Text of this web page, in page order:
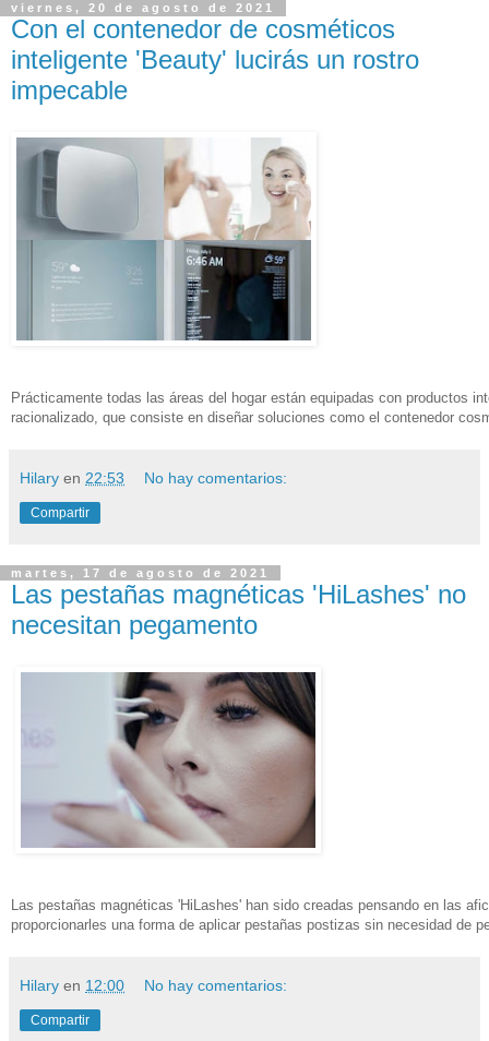
viernes, 20 de agosto de 2021
Con el contenedor de cosméticos
inteligente 'Beauty' lucirás un rostro
impecable
Prácticamente todas las áreas del hogar están equipadas con productos
racionalizado, que consiste en diseñar soluciones como el contenedor
Hilary en 22:53 No hay comentarios:
Compartir
martes, 17 de agosto de 2021
Las pestañas magnéticas 'HiLashes' no
necesitan pegamento
Las pestañas magnéticas 'HiLashes' han sido creadas pensando en las
proporcionarles una forma de aplicar pestañas postizas sin necesidad de
Hilary en 12:00 No hay comentarios:
Compartir